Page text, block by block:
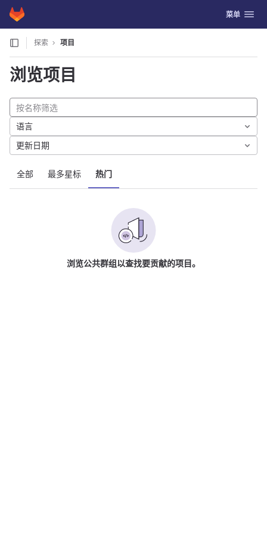
Skip to content
GitLab 切换导航
菜单
探索 项目
浏览项目
全部 最多星标 热门
语言
更新日期
浏览公共群组以查找要贡献的项目。